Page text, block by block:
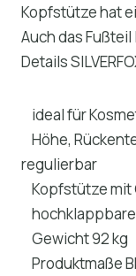
Kopfstütze hat
Auch das
Details
ideal für
Höhe,
regulierbar
Kopfstütze
Gewicht 92 kg
Produktmaße